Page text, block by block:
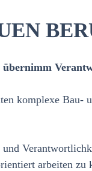
komplexe
arbeiten